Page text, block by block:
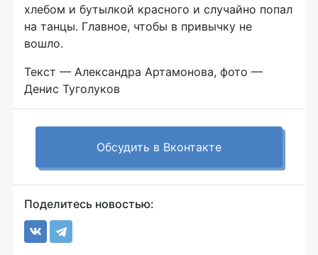
хлебом и бутылкой красного и случайно попал
на танцы. Главное, чтобы в привычку не
вошло.
Текст — Александра Артамонова, фото —
Денис Туголуков
Обсудить в Вконтакте
Поделитесь новостью: